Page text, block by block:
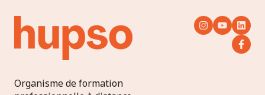
Organisme de formation